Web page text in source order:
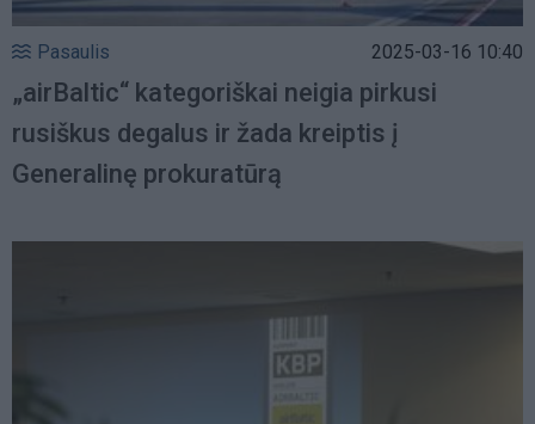
Pasaulis 2025-03-16 10:40
„airBaltic“ kategoriškai neigia pirkusi
rusiškus degalus ir žada kreiptis į
Generalinę prokuratūrą